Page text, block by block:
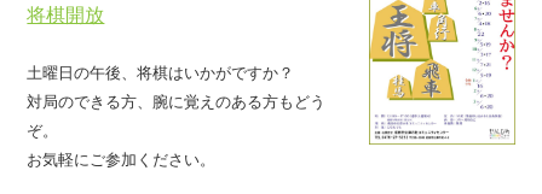
将棋開放
土曜日の午後、将棋はいかがですか？
対局のできる方、腕に覚えのある方もどう
ぞ。
お気軽にご参加ください。